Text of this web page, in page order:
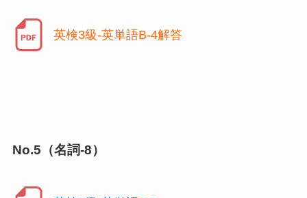
英検3級-英単語B-4解答
No.5（名詞-8）